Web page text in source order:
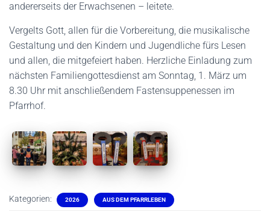
andererseits der Erwachsenen – leitete.
Vergelts Gott, allen für die Vorbereitung, die musikalische
Gestaltung und den Kindern und Jugendliche fürs Lesen
und allen, die mitgefeiert haben. Herzliche Einladung zum
nächsten Familiengottesdienst am Sonntag, 1. März um
8.30 Uhr mit anschließendem Fastensuppenessen im
Pfarrhof.
Kategorien: 2026 AUS DEM PFARRLEBEN